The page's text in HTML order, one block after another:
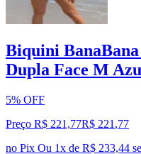
Biquini
Dupla Face M
5% OFF
Preço R$ 221,77R$ 221 ,77
no Pix Ou 1x de R$ 233,44